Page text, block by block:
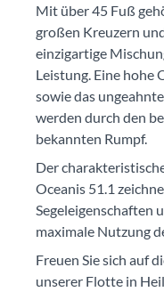
Mit über 45 Fuß
großen Kreuzern
einzigartige
Leistung. Eine hohe
sowie das
werden durch den
bekannten Rumpf.
Der
Oceanis 51.1
Segeleigenschaften
maximale Nutzung
Freuen Sie sich auf
unserer Flotte in